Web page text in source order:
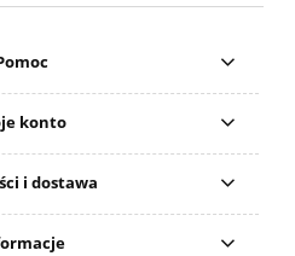
konto
i dostawa